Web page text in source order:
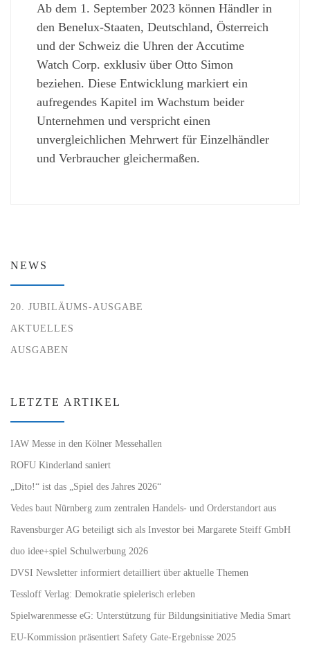
Ab dem 1. September 2023 können Händler in
den Benelux-Staaten, Deutschland, Österreich
und der Schweiz die Uhren der Accutime
Watch Corp. exklusiv über Otto Simon
beziehen. Diese Entwicklung markiert ein
aufregendes Kapitel im Wachstum beider
Unternehmen und verspricht einen
unvergleichlichen Mehrwert für Einzelhändler
und Verbraucher gleichermaßen.
NEWS
20. JUBILÄUMS-AUSGABE
AKTUELLES
AUSGABEN
LETZTE ARTIKEL
IAW Messe in den Kölner Messehallen
ROFU Kinderland saniert
„Dito!“ ist das „Spiel des Jahres 2026“
Vedes baut Nürnberg zum zentralen Handels- und Orderstandort aus
Ravensburger AG beteiligt sich als Investor bei Margarete Steiff GmbH
duo idee+spiel Schulwerbung 2026
DVSI Newsletter informiert detailliert über aktuelle Themen
Tessloff Verlag: Demokratie spielerisch erleben
Spielwarenmesse eG: Unterstützung für Bildungsinitiative Media Smart
EU-Kommission präsentiert Safety Gate-Ergebnisse 2025